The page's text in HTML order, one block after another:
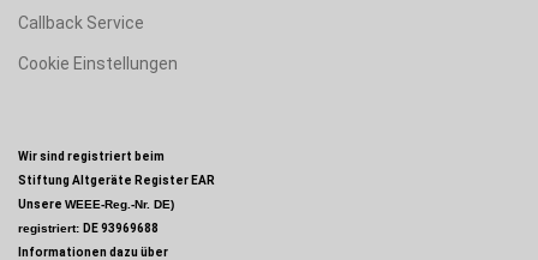
Callback Service
Cookie Einstellungen
Wir sind registriert beim
Stiftung Altgeräte Register EAR
Unsere WEEE-Reg.-Nr. DE)
registriert: DE 93969688
Informationen dazu über